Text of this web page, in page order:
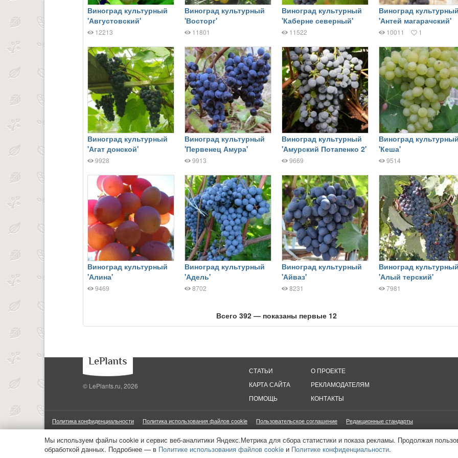
Виноград культурный
'Августовский'
12213
Виноград культурный
'Восторг'
11801
Виноград культурный
'Каберне северный'
11522
Виноград
'Антей магарачский'
10011 1
Виноград культурный
'Агат донской'
9928
Виноград культурный
'Первенец Амура'
9913
Виноград культурный
'Амурский Потапенко 2'
9669
Виноград
'Кеша'
9514
Виноград культурный
'Алина'
9469
Виноград культурный
'Адель'
8702
Виноград культурный
'Айваз'
8231
Виноград
'Алый терский'
7981
Всего 392 — показаны первые 12
© LePlants.ru, 2026
СТАТЬИ
КАРТА САЙТА
ПОМОЩЬ
О ПРОЕКТЕ
РЕКЛАМОДАТЕЛЯМ
КОНТАКТЫ
Политика конфиденциальности Политика использования файлов cookie Пользовательское соглашение
Редакционные стандарты
Мы используем файлы cookie и сервис веб-аналитики Яндекс.Метрика для сбора статистики и показа рекламы. Продолжая
обработкой данных. Подробнее — в Политике использования файлов cookie и Политике конфиденциальности.